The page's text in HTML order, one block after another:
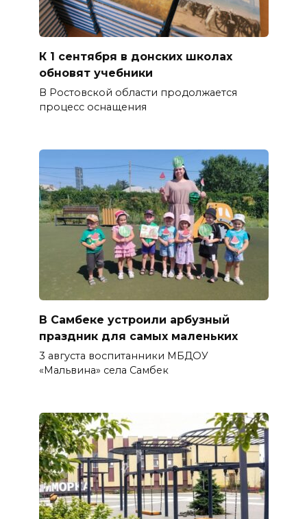
К 1 сентября в донских школах
обновят учебники
В Ростовской области продолжается
процесс оснащения
В Самбеке устроили арбузный
праздник для самых маленьких
3 августа воспитанники МБДОУ
«Мальвина» села Самбек